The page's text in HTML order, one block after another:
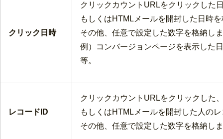
クリック日時
クリックカウントURLをクリックした
もしくはHTMLメールを開封した日時
その他、任意で設定した数字を格納し
例）コンバージョンページを表示した
等。
レコードID
クリックカウントURLをクリックした
もしくはHTMLメールを開封した人の
その他、任意で設定した数字を格納し